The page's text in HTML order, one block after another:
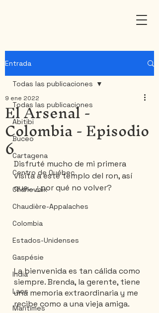
Entrada
Todas las publicaciones
Abitibi
Buceo
Cartagena
Centro de Québec
Charlevoix
Chaudière-Appalaches
Colombia
Estados-Unidenses
Gaspésie
India
Laos
Maritimes
Todas las publicaciones
El Arsenal -
Colombia - Episodio
6
9 ene 2022
Disfruté mucho de mi primera
visita a este templo del ron, así
que... ¿por qué no volver?
La bienvenida es tan cálida como
siempre. Brenda, la gerente, tiene
una memoria extraordinaria y me
recibe como a una vieja amiga.